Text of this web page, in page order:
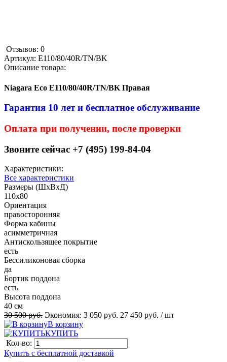
Отзывов: 0
Артикул: E110/80/40R/TN/BK
Описание товара:
Niagara Eco E110/80/40R/TN/BK Правая
Гарантия 10 лет и бесплатное обслуживание
Оплата при получении, после проверки
Звоните сейчас +7 (495) 199-84-04
Характеристики:
Все характеристики
Размеры (ШхВхД)
110x80
Ориентация
правосторонняя
Форма кабины
асимметричная
Антискользящее покрытие
есть
Беcсиликоновая сборка
да
Бортик поддона
есть
Высота поддона
40 см
30 500 руб. Экономия: 3 050 руб. 27 450 руб. / шт
В корзину
КУПИТЬ
Кол-во:
Купить с бесплатной доставкой